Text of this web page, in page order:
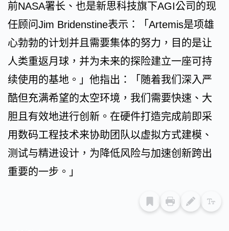
前NASA署长、也是新思科技旗下AGI公司的现
任顾问Jim Bridenstine表示：「Artemis是项雄
心勃勃的计划并且需要集体的努力，目的是让
人类重返月球，并为未来的探险建立一座可持
续使用的基地。」他指出：「随着我们深入严
酷但充满希望的太空环境，我们需要快速、大
胆且有效地进行创新。在硬件打造完成前即采
用数码工程技术来协助团队以虚拟方式建模、
测试与精进设计，为降低风险与加速创新跨出
重要的一步。」